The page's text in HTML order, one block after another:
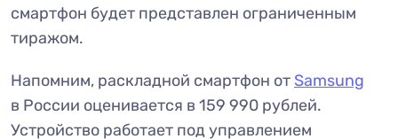
смартфон будет представлен ограниченным
тиражом.
Напомним, раскладной смартфон от Samsung
в России оценивается в 159 990 рублей.
Устройство работает под управлением